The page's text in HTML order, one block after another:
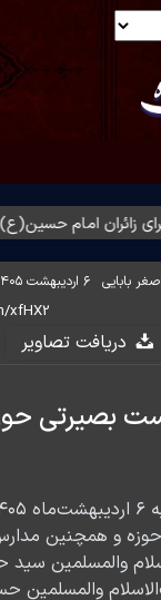
امام حسین(ع)
بابایی ۶ اردیبهشت ۱۴۰۵ - ۲۱:۵۱
دریافت تصاویر
بصیرتی
حوزه و همچنین
والمسلمین